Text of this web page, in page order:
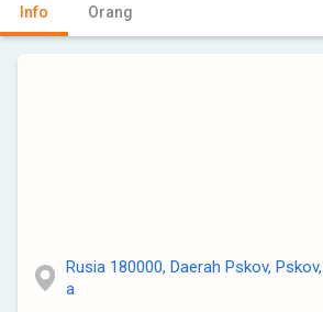
Info Orang
Rusia 180000, Daerah Pskov,
a